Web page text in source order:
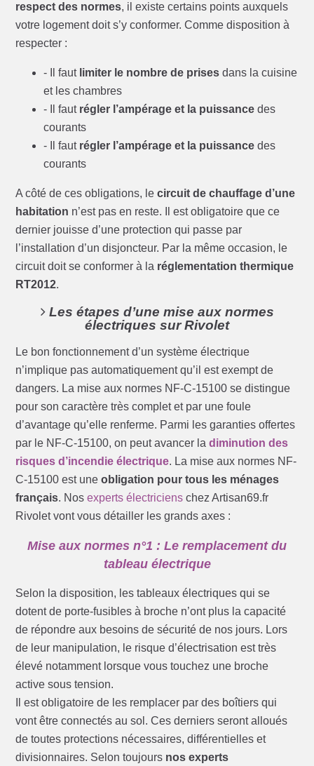
respect des normes, il existe certains points auxquels
votre logement doit s’y conformer. Comme disposition à
respecter :
- Il faut limiter le nombre de prises dans la cuisine
et les chambres
- Il faut régler l’ampérage et la puissance des
courants
- Il faut régler l’ampérage et la puissance des
courants
A côté de ces obligations, lecircuit de chauffage d’une
habitation n’est pas en reste. Il est obligatoire que ce
dernier jouisse d’une protection qui passe par
l’installation d’un disjoncteur. Par la même occasion, le
circuit doit se conformer à la réglementation thermique
RT2012.
Les étapes d’une mise aux normes
électriques sur Rivolet
Le bon fonctionnement d’un système électrique
n’implique pas automatiquement qu’il est exempt de
dangers. La mise aux normes NF-C-15100 se distingue
pour son caractère très complet et par une foule
d’avantage qu’elle renferme. Parmi les garanties offertes
par le NF-C-15100, on peut avancer ladiminution des
risques d’incendie électrique. La mise aux normes NF-
C-15100 est uneobligation pour tous les ménages
français. Nosexperts électriciens chez Artisan69.fr
Rivolet vont vous détailler les grands axes :
Mise aux normes n°1 : Le remplacement du
tableau électrique
Selon la disposition, les tableaux électriques qui se
dotent de porte-fusibles à broche n’ont plus la capacité
de répondre aux besoins de sécurité de nos jours. Lors
de leur manipulation, le risque d’électrisation est très
élevé notamment lorsque vous touchez une broche
active sous tension.
Il est obligatoire de les remplacer par des boîtiers qui
vont être connectés au sol. Ces derniers seront alloués
de toutes protections nécessaires, différentielles et
divisionnaires. Selon toujours nos experts